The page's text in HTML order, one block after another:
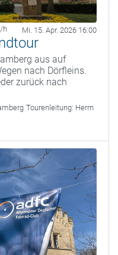
h Mi. 15. Apr. 2026 16:00
aus auf
nach Dörfleins.
zurück nach
Tourenleitung: Herrn